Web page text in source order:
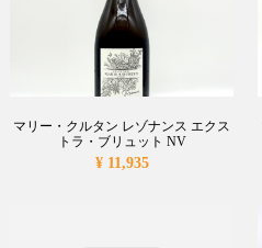
マリー・クルタン レゾナンス エクス
トラ・ブリュット NV
¥ 11,935